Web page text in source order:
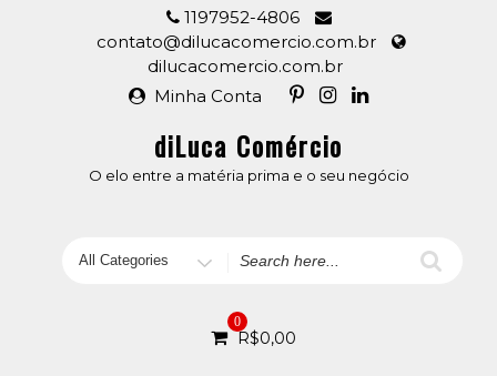
1197952-4806
contato@dilucacomercio.com.br
dilucacomercio.com.br
Minha Conta
diLuca Comércio
O elo entre a matéria prima e o seu negócio
Search
0
R$0,00